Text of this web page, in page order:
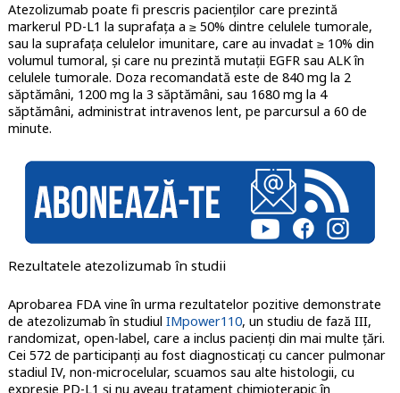
Atezolizumab poate fi prescris pacienților care prezintă
markerul PD-L1 la suprafața a ≥ 50% dintre celulele tumorale,
sau la suprafața celulelor imunitare, care au invadat ≥ 10% din
volumul tumoral, și care nu prezintă mutații EGFR sau ALK în
celulele tumorale. Doza recomandată este de 840 mg la 2
săptămâni, 1200 mg la 3 săptămâni, sau 1680 mg la 4
săptămâni, administrat intravenos lent, pe parcursul a 60 de
minute.
Rezultatele atezolizumab în studii
Aprobarea FDA vine în urma rezultatelor pozitive demonstrate
de atezolizumab în studiul IMpower110, un studiu de fază III,
randomizat, open-label, care a inclus pacienți din mai multe țări.
Cei 572 de participanți au fost diagnosticați cu cancer pulmonar
stadiul IV, non-microcelular, scuamos sau alte histologii, cu
expresie PD-L1 și nu aveau tratament chimioterapic în